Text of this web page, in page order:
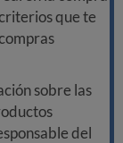
que te
sobre las
del